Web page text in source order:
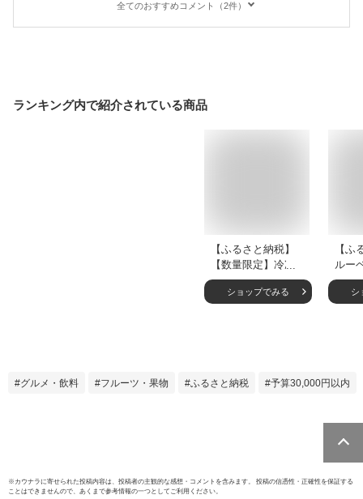
全てのおすすめコメント（2件）
ランキング内で紹介されている商品
【ふるさと納税】
【数量限定】冷凍有
機ブルーベリー
1.2kg（400g×3袋）
ショップでみる
【ふ
ルー
( 2パ
シ
グルメ・飲料 フルーツ・果物 ふるさと納税 予算30,000円以内
※ カウナラに寄せられた投稿内容は、投稿者の主観的な感想・コメントを含みます。 投稿の信憑性・正確性を保証する
ことはできませんので、あくまで参考情報の一つとしてご利用ください。